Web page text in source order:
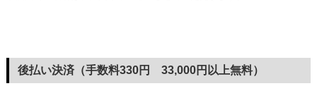
後払い決済（手数料330円 33,000円以上無料）